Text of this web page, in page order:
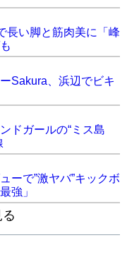
長い脚と筋肉美に「峰
Sakura、浜辺でビキ
ドガールの“ミス島
ーで”激ヤバ”キックボ
強」